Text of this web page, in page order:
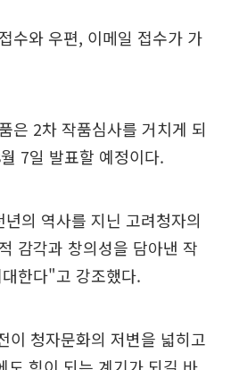
수와 우편, 이메일 접수가 가
은 2차 작품심사를 거치게 되
7일 발표할 예정이다.
의 역사를 지닌 고려청자의
감각과 창의성을 담아낸 작
한다"고 강조했다.
이 청자문화의 저변을 넓히고